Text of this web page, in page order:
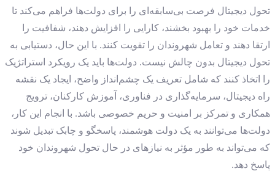
تحول دیجیتال فرصت بی‌سابقه‌ای را برای دولت‌ها فراهم می‌کند تا
خدمات خود را بهبود بخشند، کارایی را افزایش دهند، شفافیت را
ارتقا دهند و تعامل شهروندان را تقویت کنند. با این حال، دستیابی به
تحول دیجیتال بدون چالش نیست. دولت‌ها باید یک رویکرد استراتژیک
را اتخاذ کنند که شامل تعریف یک چشم‌انداز واضح، ایجاد یک نقشه
راه دیجیتال، سرمایه‌گذاری در فناوری، آموزش کارکنان، ترویج
همکاری و تمرکز بر امنیت و حریم خصوصی باشد. با انجام این کار،
دولت‌ها می‌توانند به یک دولت هوشمند، پاسخگو و چابک تبدیل شوند
که می‌تواند به طور مؤثر به نیازهای در حال تحول شهروندان خود
پاسخ دهد.